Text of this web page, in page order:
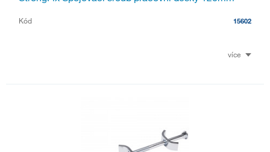
Kód 15602
více